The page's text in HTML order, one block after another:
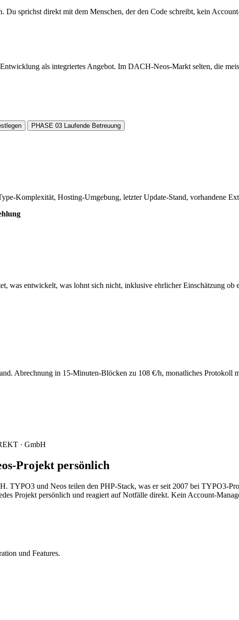
sprichst direkt mit dem Menschen, der den Code schreibt, kein
als integriertes Angebot. Im DACH-Neos-Markt selten, die
PHASE 03 Laufende Betreuung
Komplexität, Hosting-Umgebung, letzter Update-Stand, vorhandene
was entwickelt, was lohnt sich nicht, inklusive ehrlicher Einschätzung
Abrechnung in 15-Minuten-Blöcken zu 108 €/h, monatliches Protokoll
· GmbH
Projekt persönlich
TYPO3 und Neos teilen den PHP-Stack, was er seit 2007 bei TYPO3-
Projekt persönlich und reagiert auf Notfälle direkt. Kein Account-
und Features.